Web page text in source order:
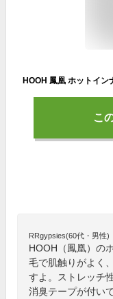
こ
RRgypsies(60代・男性)
HOOH（鳳凰）の
毛で肌触りがよく
すよ。ストレッチ
消臭テープが付い